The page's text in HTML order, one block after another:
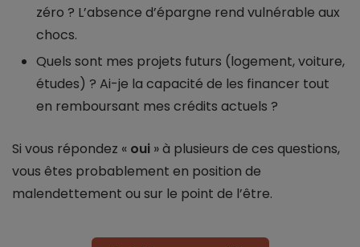
zéro ? L’absence d’épargne rend vulnérable aux
chocs.
Quels sont mes projets futurs (logement, voiture,
études) ? Ai-je la capacité de les financer tout
en remboursant mes crédits actuels ?
Si vous répondez « oui » à plusieurs de ces questions,
vous êtes probablement en position de
malendettement ou sur le point de l’être.